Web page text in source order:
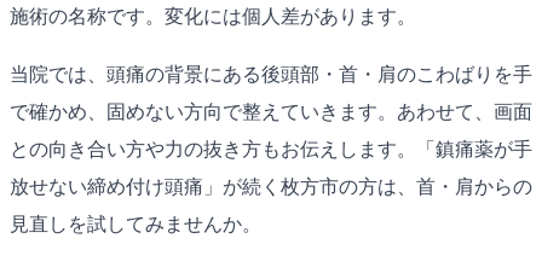
施術の名称です。変化には個人差があります。
当院では、頭痛の背景にある後頭部・首・肩のこわばりを手
で確かめ、固めない方向で整えていきます。あわせて、画面
との向き合い方や力の抜き方もお伝えします。「鎮痛薬が手
放せない締め付け頭痛」が続く枚方市の方は、首・肩からの
見直しを試してみませんか。